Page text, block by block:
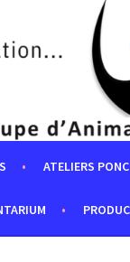
ATELIERS